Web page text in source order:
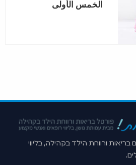
الخمس الأولى
ורווחת הילד בקהילה, בליווי